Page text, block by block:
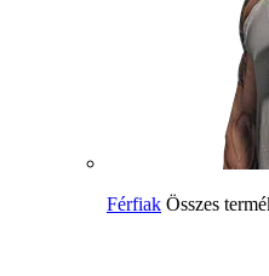
Férfiak Összes